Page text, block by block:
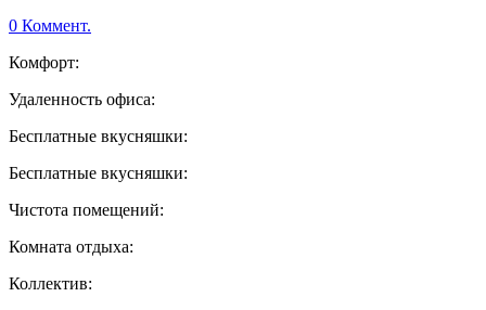
0 Коммент.
Комфорт:
Удаленность офиса:
Бесплатные вкусняшки:
Бесплатные вкусняшки:
Чистота помещений:
Комната отдыха:
Коллектив: